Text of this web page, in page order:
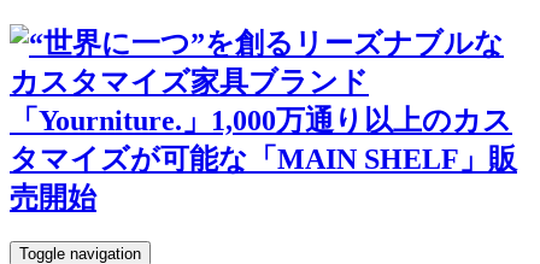
Toggle navigation